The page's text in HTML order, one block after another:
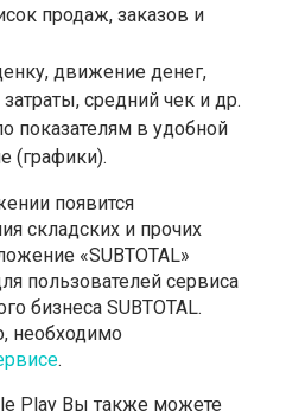
продаж, заказов и
движение денег,
средний чек и др.
показателям в удобной
(графики).
появится
складских и прочих
«SUBTOTAL»
пользователей сервиса
бизнеса SUBTOTAL.
необходимо
.
Play Вы также можете